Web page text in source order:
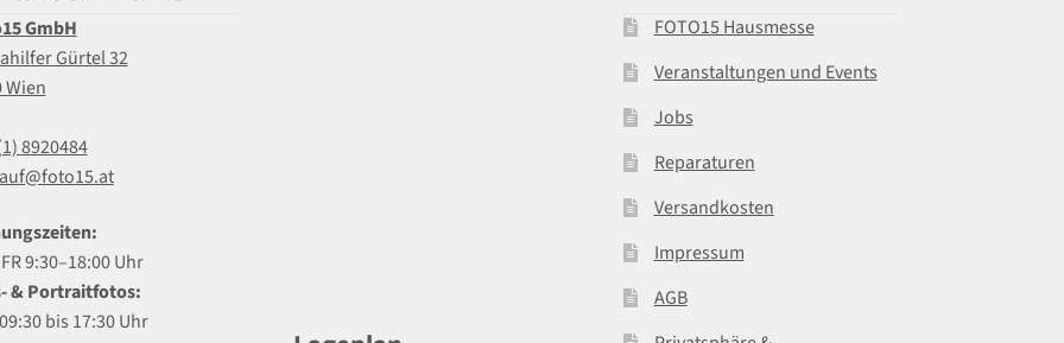
GmbH
Gürtel 32
Wien
8920484
9:30–18:00 Uhr
& Portraitfotos:
bis 17:30 Uhr
FOTO15 Hausmesse
Veranstaltungen und Events
Jobs
Reparaturen
Versandkosten
Impressum
AGB